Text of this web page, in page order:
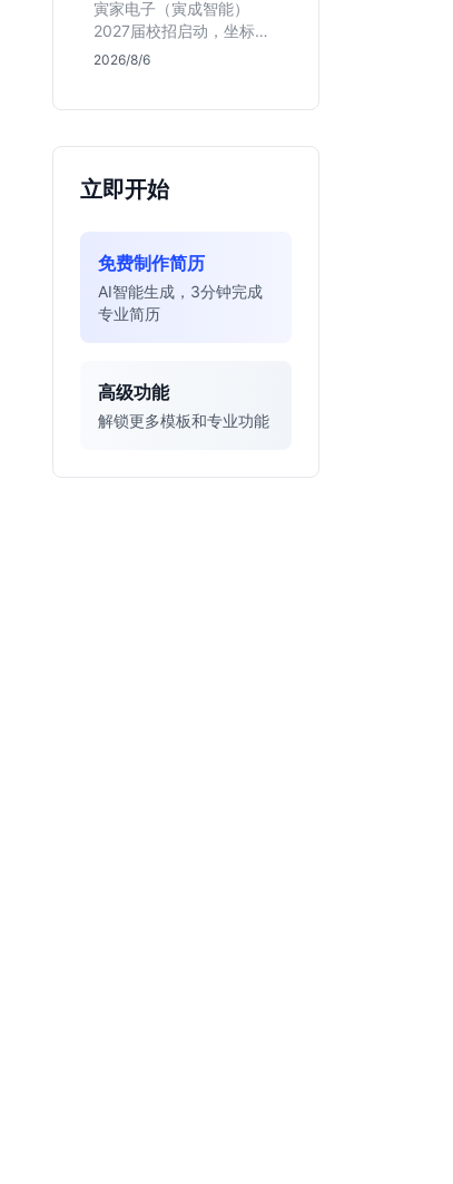
投。
寅家电子（寅成智能）
2027届校招启动，坐标上
海。本文解析百人规模汽
成长路径，助你判断是否
2026/8/6
立即开始
免费制作简历
AI智能生成，3分钟完成
专业简历
高级功能
解锁更多模板和专业功能